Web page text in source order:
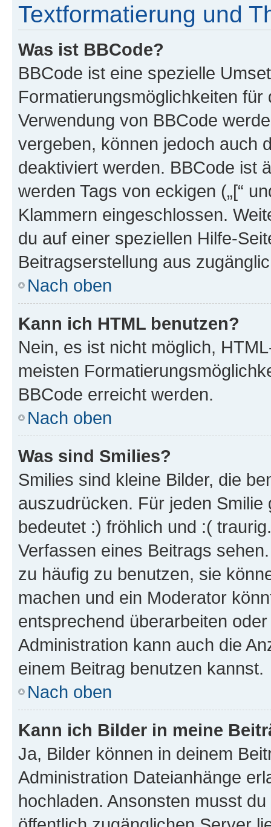
Textformatierung und
Was ist BBCode?
BBCode ist eine spezielle
Formatierungsmöglichkeiten
Verwendung von BBCode
vergeben, können jedoch auch
deaktiviert werden. BBCode ist
werden Tags von eckigen („[“
Klammern eingeschlossen.
du auf einer speziellen Hilfe-
Beitragserstellung aus
Nach oben
Kann ich HTML benutzen?
Nein, es ist nicht möglich,
meisten
BBCode erreicht werden.
Nach oben
Was sind Smilies?
Smilies sind kleine Bilder, die
auszudrücken. Für jeden
bedeutet :) fröhlich und :(
Verfassen eines Beitrags
zu häufig zu benutzen, sie
machen und ein Moderator
entsprechend überarbeiten
Administration kann auch die
einem Beitrag benutzen kannst.
Nach oben
Kann ich Bilder in meine
Ja, Bilder können in deinem
Administration Dateianhänge
hochladen. Ansonsten musst